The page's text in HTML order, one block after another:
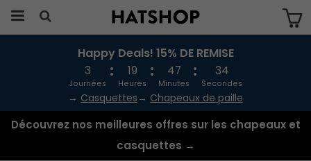
Produkten har blivit tillagd i varukorgen
Happy Deals! 15% DE REMISE
3
Journées
19
Heures
47
Minutes
34
Secondes
→ Casquettes → Chapeaux de paille
Découvrez nos meilleures offres sur les chapeaux et
casquettes →